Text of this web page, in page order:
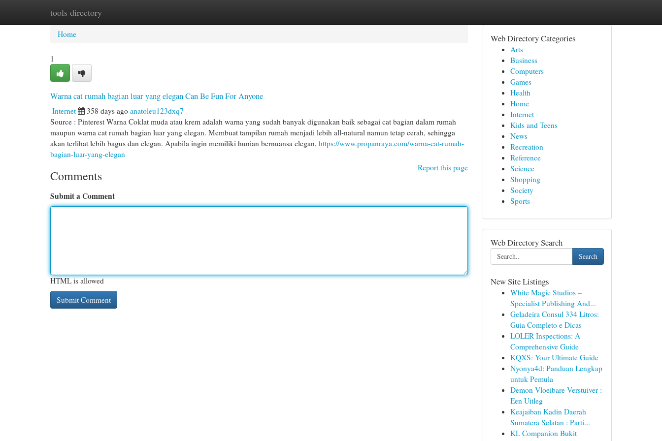
tools directory
Home New Site Listings
Home
1
Warna cat rumah bagian luar yang elegan Can Be Fun For Anyone
Internet 358 days ago anatoleu123dxq7
Source : Pinterest Warna Coklat muda atau krem adalah warna yang sudah banyak digunakan baik sebagai cat bagian dalam rumah
maupun warna cat rumah bagian luar yang elegan. Membuat tampilan rumah menjadi lebih all-natural namun tetap cerah, sehingga
akan terlihat lebih bagus dan elegan. Apabila ingin memiliki hunian bernuansa elegan, https://www.propanraya.com/warna-cat-rumah-
bagian-luar-yang-elegan
Report this page
Comments
Submit a Comment
HTML is allowed
Web Directory Categories
Arts
Business
Computers
Games
Health
Home
Internet
Kids and Teens
News
Recreation
Reference
Science
Shopping
Society
Sports
Web Directory Search
Search
New Site Listings
White Magic Studios –
Specialist Publishing And...
Geladeira Consul 334 Litros:
Guia Completo e Dicas
LOLER Inspections: A
Comprehensive Guide
KQXS: Your Ultimate Guide
Nyonya4d: Panduan Lengkap
untuk Pemula
Demon Vloeibare Verstuiver :
Een Uitleg
Keajaiban Kadin Daerah
Sumatera Selatan : Parti...
KL Companion Bukit